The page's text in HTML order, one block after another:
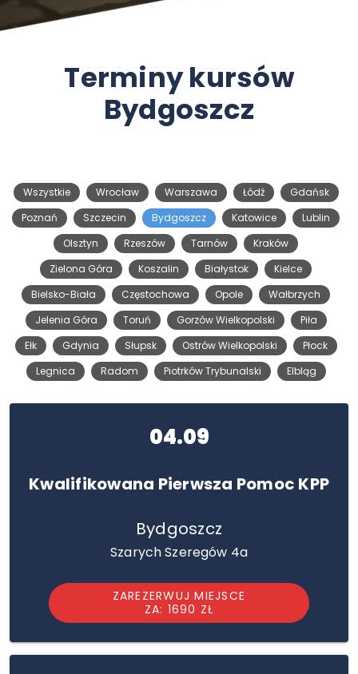
Terminy kursów
Bydgoszcz
Wszystkie Wrocław Warszawa Łódź
Gdańsk
Poznań
Szczecin Bydgoszcz Katowice
Lublin
Olsztyn
Rzeszów Tarnów
Kraków
Zielona Góra
Koszalin Białystok
Kielce
Bielsko-Biała
Częstochowa Opole
Wałbrzych
Jelenia Góra
Toruń Gorzów Wielkopolski
Piła
Ełk
Gdynia Słupsk Ostrów Wielkopolski
Płock
Legnica
Radom Piotrków Trybunalski Elbląg
04.09
Kwalifikowana Pierwsza Pomoc KPP
Bydgoszcz
Szarych Szeregów 4a
ZAREZERWUJ MIEJSCE
ZA: 1690 ZŁ